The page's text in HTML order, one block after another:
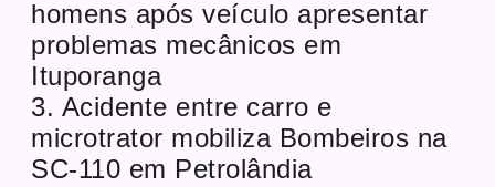
homens após veículo apresentar
problemas mecânicos em
Ituporanga
3. Acidente entre carro e
microtrator mobiliza Bombeiros na
SC-110 em Petrolândia